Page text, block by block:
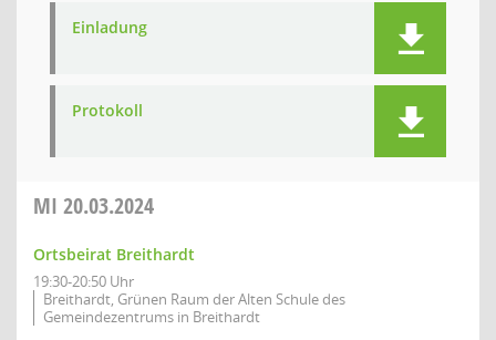
Einladung
Protokoll
MI 20.03.2024
Ortsbeirat Breithardt
19:30-20:50 Uhr
Breithardt, Grünen Raum der Alten Schule des
Gemeindezentrums in Breithardt